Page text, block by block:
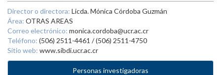
Director o directora: Licda. Mónica Córdoba Guzmán
Área: OTRAS AREAS
Correo electrónico: monica.cordoba@ucr.ac.cr
Teléfono: (506) 2511-4461 / (506) 2511-4750
Sitio web: www.sibdi.ucr.ac.cr
Personas investigadoras